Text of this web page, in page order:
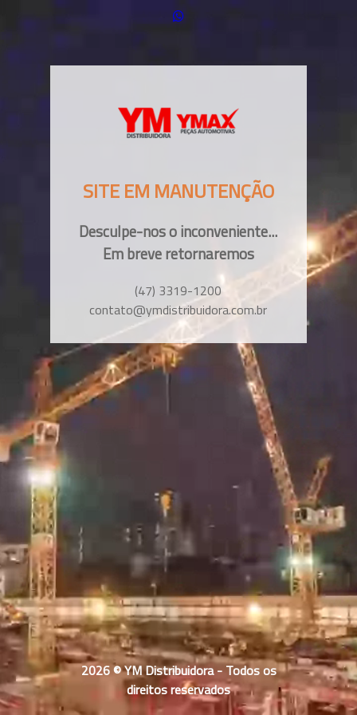
SITE EM MANUTENÇÃO
Desculpe-nos o inconveniente...
Em breve retornaremos
(47) 3319-1200
contato@ymdistribuidora.com.br
2026 © YM Distribuidora - Todos os
direitos reservados